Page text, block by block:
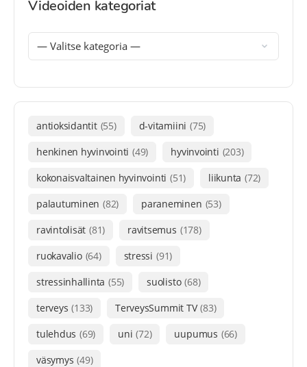
Videoiden kategoriat
antioksidantit (55) d-vitamiini (75)
henkinen hyvinvointi (49) hyvinvointi (203)
kokonaisvaltainen hyvinvointi (51) liikunta (72)
palautuminen (82) paraneminen (53)
ravintolisät (81) ravitsemus (178)
ruokavalio (64) stressi (91)
stressinhallinta (55) suolisto (68)
terveys (133) TerveysSummit TV (83)
tulehdus (69) uni (72) uupumus (66)
väsymys (49)